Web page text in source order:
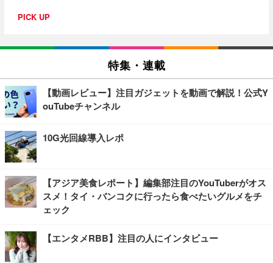
PICK UP
特集・連載
【動画レビュー】注目ガジェットを動画で解説！公式Y
ouTubeチャンネル
10G光回線導入レポ
【アジア美食レポート】編集部注目のYouTuberがオス
スメ！タイ・バンコクに行ったら食べたいグルメをチ
ェック
【エンタメRBB】注目の人にインタビュー